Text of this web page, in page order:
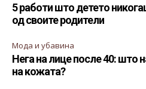
5 работи што детето
од своите родители
Мода и убавина
Нега на лице после 40: што
на кожата?